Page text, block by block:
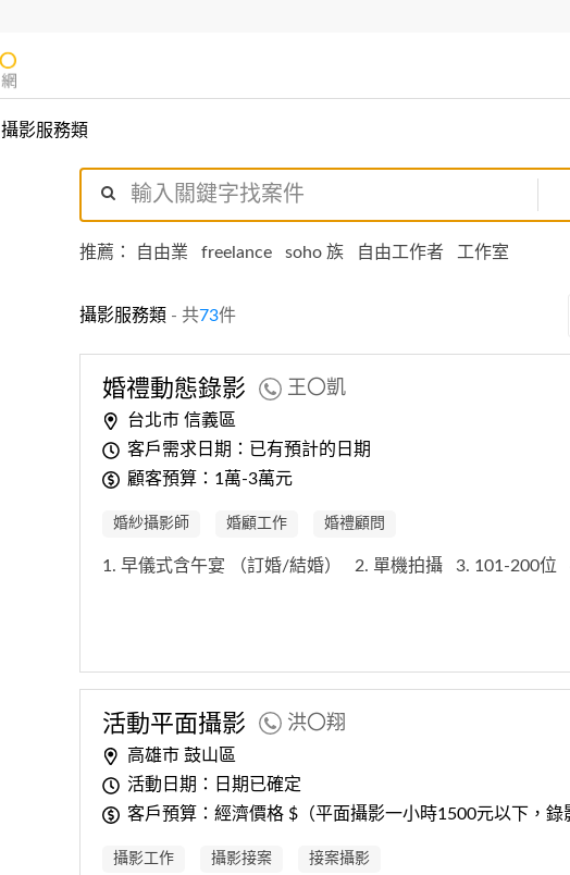
攝影服務類
推薦： 自由業 freelance soho 族 自由工作者 工作室
攝影服務類 - 共73件
婚禮動態錄影 王〇凱
台北市 信義區
客戶需求日期：已有預計的日期
顧客預算：1萬-3萬元
婚紗攝影師 婚顧工作 婚禮顧問
1. 早儀式含午宴 （訂婚/結婚） 2. 單機拍攝 3. 101-200位
活動平面攝影 洪〇翔
高雄市 鼓山區
活動日期：日期已確定
客戶預算：經濟價格 $（平面攝影一小時1500元以下，錄
攝影工作 攝影接案 接案攝影